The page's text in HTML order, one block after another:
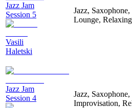
Jazz Jam
Session 5
Vasili
Haletski
Jazz,
Lounge, Relaxing
Jazz Jam
Session 4
Jazz,
Improvisation,